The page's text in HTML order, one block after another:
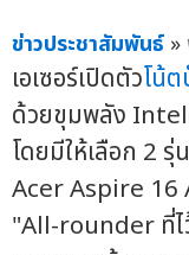
ข่าวประชาสัมพันธ์ »
เอเซอร์เปิดตัวโน้
ด้วยขุมพลัง
โดยมีให้เลือก 2
Acer Aspire 16
"All-rounder ที่ไ